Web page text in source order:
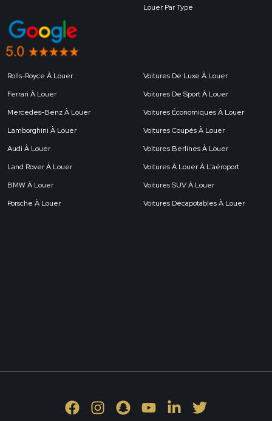
Louer Par Type
Rolls-Royce À Louer
Ferrari À Louer
Mercedes-Benz À Louer
Lamborghini À Louer
Audi À Louer
Land Rover À Louer
BMW À Louer
Porsche À Louer
Voitures De Luxe À Louer
Voitures De Sport À Louer
Voitures Économiques À Louer
Voitures Coupés À Louer
Voitures Berlines À Louer
Voitures À Louer À L’aéroport
Voitures SUV À Louer
Voitures Décapotables À Louer